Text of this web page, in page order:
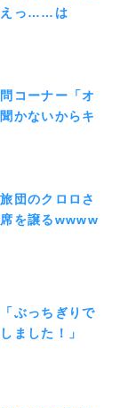
えっ……は
コーナー「オ
かないからキ
団のクロロさ
を譲るwwww
ぶっちぎりで
ました！」